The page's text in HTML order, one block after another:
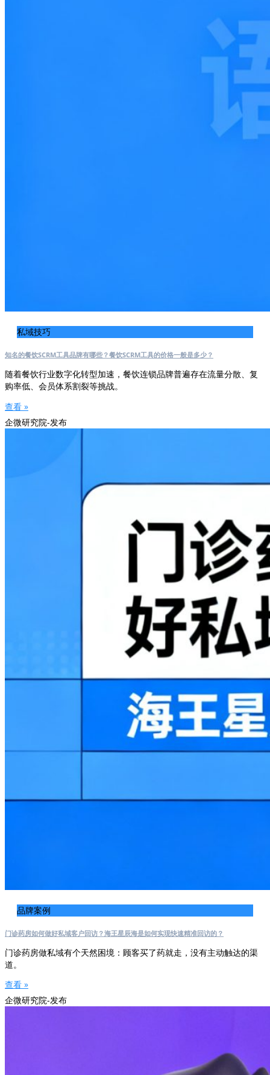
私域技巧
知名的餐饮SCRM工具品牌有哪些？餐饮SCRM工具的价格一般是多少？
随着餐饮行业数字化转型加速，餐饮连锁品牌普遍存在流量分散、复
购率低、会员体系割裂等挑战。
查看 »
企微研究院-发布
品牌案例
门诊药房如何做好私域客户回访？海王星辰海是如何实现快速精准回访的？
门诊药房做私域有个天然困境：顾客买了药就走，没有主动触达的渠
道。
查看 »
企微研究院-发布